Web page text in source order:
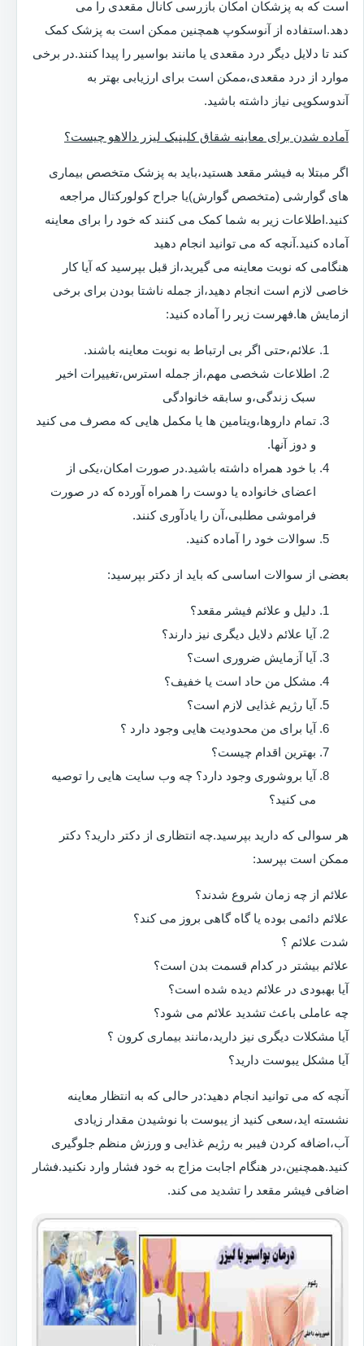
است که به پزشکان امکان بازرسی کانال مقعدی را می
دهد.استفاده از آنوسکوپ همچنین ممکن است به پزشک کمک
کند تا دلایل دیگر درد مقعدی یا مانند بواسیر را پیدا کنند.در برخی
موارد از درد مقعدی،ممکن است برای ارزیابی بهتر به
آندوسکوپی نیاز داشته باشید.
آماده شدن برای معاینه شقاق کلینیک لیزر دالاهو چیست؟
اگر مبتلا به فیشر مقعد هستید،باید به پزشک متخصص بیماری
های گوارشی (متخصص گوارش)یا جراح کولورکتال مراجعه
کنید.اطلاعات زیر به شما کمک می کنند که خود را برای معاینه
آماده کنید.آنچه که می توانید انجام دهید
هنگامی که نوبت معاینه می گیرید،از قبل بپرسید که آیا کار
خاصی لازم است انجام دهید،از جمله ناشتا بودن برای برخی
ازمایش ها.فهرست زیر را آماده کنید:
علائم،حتی اگر بی ارتباط به نوبت معاینه باشند.
اطلاعات شخصی مهم،از جمله استرس،تغییرات اخیر
سبک زندگی،و سابقه خانوادگی
تمام داروها،ویتامین ها یا مکمل هایی که مصرف می کنید
و دوز آنها.
با خود همراه داشته باشید.در صورت امکان،یکی از
اعضای خانواده یا دوست را همراه آورده که در صورت
فراموشی مطلبی،آن را یادآوری کنند.
سوالات خود را آماده کنید.
بعضی از سوالات اساسی که باید از دکتر بپرسید:
دلیل و علائم فیشر مقعد؟
آیا علائم دلایل دیگری نیز دارند؟
آیا آزمایش ضروری است؟
مشکل من حاد است یا خفیف؟
آیا رژیم غذایی لازم است؟
آیا برای من محدودیت هایی وجود دارد ؟
بهترین اقدام چیست؟
آیا بروشوری وجود دارد؟ چه وب سایت هایی را توصیه
می کنید؟
هر سوالی که دارید بپرسید.چه انتظاری از دکتر دارید؟ دکتر
ممکن است بپرسد:
علائم از چه زمان شروع شدند؟
علائم دائمی بوده یا گاه گاهی بروز می کند؟
شدت علائم ؟
علائم بیشتر در کدام قسمت بدن است؟
آیا بهبودی در علائم دیده شده است؟
چه عاملی باعث تشدید علائم می شود؟
آیا مشکلات دیگری نیز دارید،مانند بیماری کرون ؟
آیا مشکل یبوست دارید؟
آنچه که می توانید انجام دهید:در حالی که به انتظار معاینه
نشسته اید،سعی کنید از یبوست با نوشیدن مقدار زیادی
آب،اضافه کردن فیبر به رژیم غذایی و ورزش منظم جلوگیری
کنید.همچنین،در هنگام اجابت مزاج به خود فشار وارد نکنید.فشار
اضافی فیشر مقعد را تشدید می کند.